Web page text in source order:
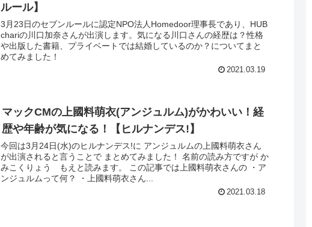
ルール】
3月23日のセブンルールに認定NPO法人Homedoor理事長であり、HUB
chariの川口加奈さんが出演します。気になる川口さんの経歴は？性格
や出版した書籍、プライベートでは結婚しているのか？についてまと
めてみました！
2021.03.19
マックCMの上國料萌衣(アンジュルム)がかわいい！経
歴や年齢が気になる！【ヒルナンデス!】
今回は3月24日(水)のヒルナンデス!に アンジュルムの上國料萌衣さん
が出演されると言うことで まとめてみました！ 名前の読み方ですが か
みこくりょう もえと読みます。 この記事では上國料萌衣さんの ・ア
ンジュルムって何？ ・上國料萌衣さん...
2021.03.18